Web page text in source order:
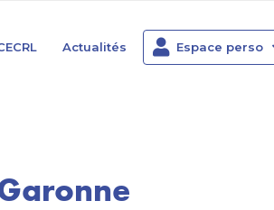
Actualités Espace perso